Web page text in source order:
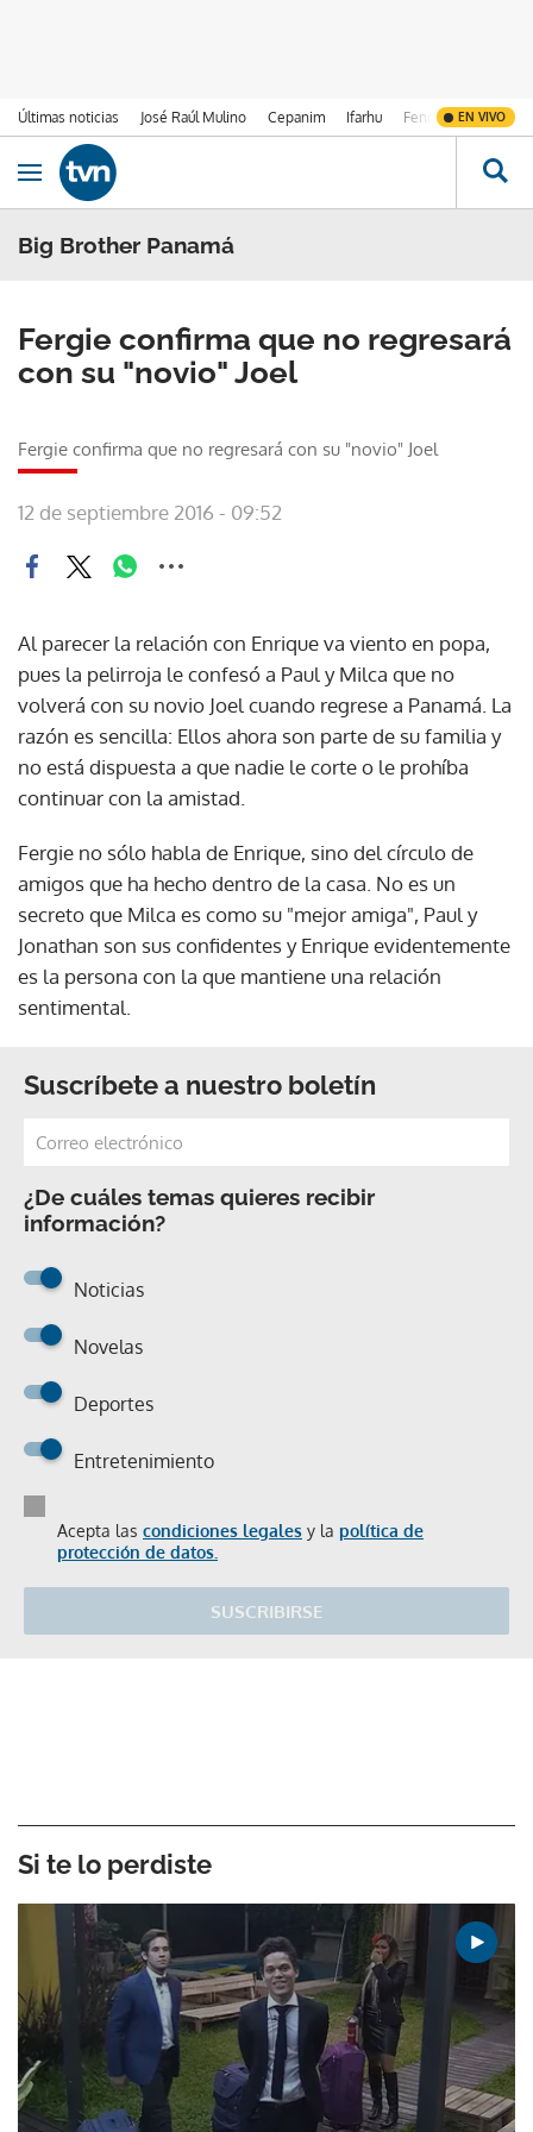
Últimas noticias José Raúl Mulino Cepanim Ifarhu Fenómeno de El
EN VIVO
Ir al contenido
Obrir navegació
Big Brother Panamá
Fergie confirma que no regresará
con su "novio" Joel
Fergie confirma que no regresará con su "novio" Joel
12 de septiembre 2016 - 09:52
Al parecer la relación con Enrique va viento en popa,
pues la pelirroja le confesó a Paul y Milca que no
volverá con su novio Joel cuando regrese a Panamá. La
razón es sencilla: Ellos ahora son parte de su familia y
no está dispuesta a que nadie le corte o le prohíba
continuar con la amistad.
Fergie no sólo habla de Enrique, sino del círculo de
amigos que ha hecho dentro de la casa. No es un
secreto que Milca es como su "mejor amiga", Paul y
Jonathan son sus confidentes y Enrique evidentemente
es la persona con la que mantiene una relación
sentimental.
Suscríbete a nuestro boletín
¿De cuáles temas quieres recibir
información?
Noticias
Novelas
Deportes
Entretenimiento
Acepta las condiciones legales y la política de
protección de datos.
SUSCRIBIRSE
Si te lo perdiste